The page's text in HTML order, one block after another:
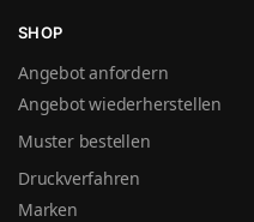
SHOP
Angebot anfordern
Angebot wiederherstellen
Muster bestellen
Druckverfahren
Marken